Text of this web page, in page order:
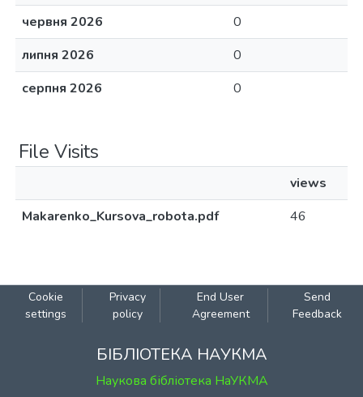
червня 2026
0
липня 2026
0
серпня 2026
0
File Visits
views
Makarenko_Kursova_robota.pdf
46
Cookie
settings
Privacy
policy
End User
Agreement
Send
Feedback
БІБЛІОТЕКА НАУКМА
Наукова бібліотека НаУКМА